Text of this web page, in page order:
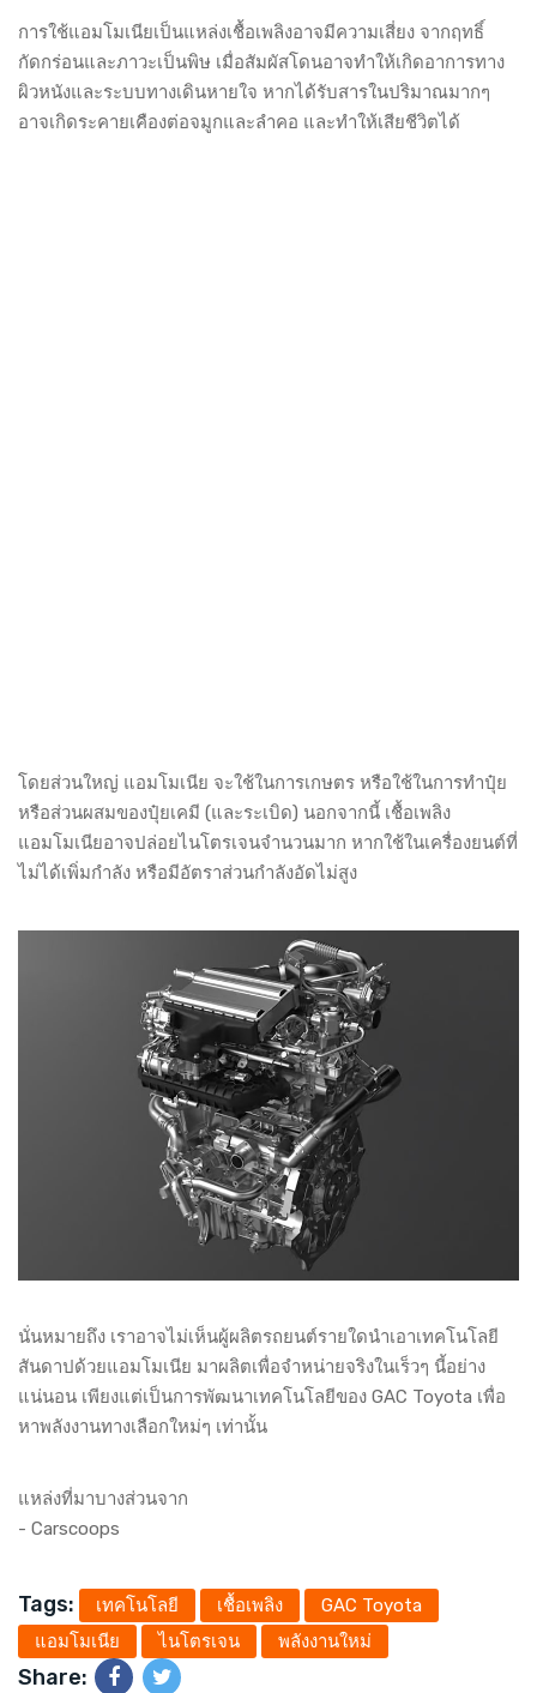
การใช้แอมโมเนียเป็นแหล่งเชื้อเพลิงอาจมีความเสี่ยง จากฤทธิ์
กัดกร่อนและภาวะเป็นพิษ เมื่อสัมผัสโดนอาจทำให้เกิดอาการทาง
ผิวหนังและระบบทางเดินหายใจ หากได้รับสารในปริมาณมากๆ
อาจเกิดระคายเคืองต่อจมูกและลำคอ และทำให้เสียชีวิตได้
โดยส่วนใหญ่ แอมโมเนีย จะใช้ในการเกษตร หรือใช้ในการทำปุ๋ย
หรือส่วนผสมของปุ๋ยเคมี (และระเบิด) นอกจากนี้ เชื้อเพลิง
แอมโมเนียอาจปล่อยไนโตรเจนจำนวนมาก หากใช้ในเครื่องยนต์ที่
ไม่ได้เพิ่มกำลัง หรือมีอัตราส่วนกำลังอัดไม่สูง
นั่นหมายถึง เราอาจไม่เห็นผู้ผลิตรถยนต์รายใดนำเอาเทคโนโลยี
สันดาปด้วยแอมโมเนีย มาผลิตเพื่อจำหน่ายจริงในเร็วๆ นี้อย่าง
แน่นอน เพียงแต่เป็นการพัฒนาเทคโนโลยีของ GAC Toyota เพื่อ
หาพลังงานทางเลือกใหม่ๆ เท่านั้น
แหล่งที่มาบางส่วนจาก
- Carscoops
Tags: เทคโนโลยี เชื้อเพลิง
GAC Toyota
แอมโมเนีย
ไนโตรเจน พลังงานใหม่
Share: